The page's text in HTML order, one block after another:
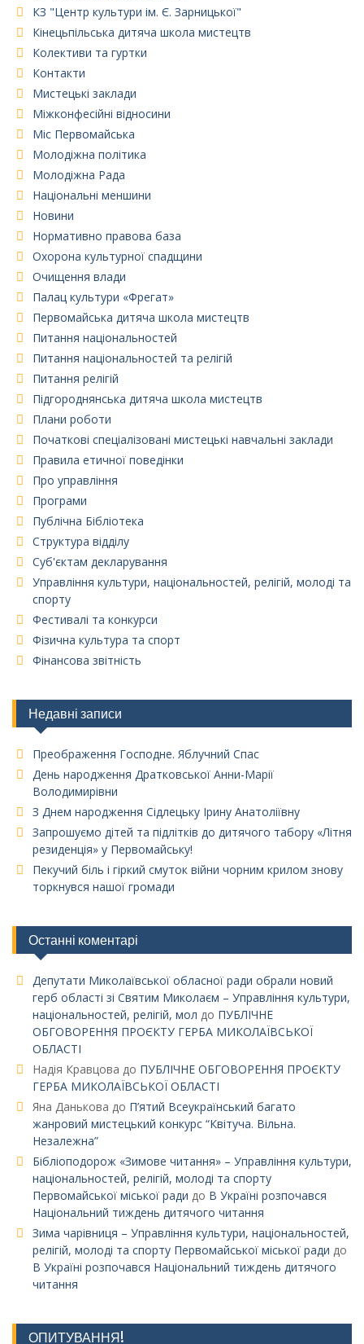
КЗ "Центр культури ім. Є. Зарницької"
Кінецьпільська дитяча школа мистецтв
Колективи та гуртки
Контакти
Мистецькі заклади
Міжконфесійні відносини
Міс Первомайська
Молодіжна політика
Молодіжна Рада
Національні меншини
Новини
Нормативно правова база
Охорона культурної спадщини
Очищення влади
Палац культури «Фрегат»
Первомайська дитяча школа мистецтв
Питання національностей
Питання національностей та релігій
Питання релігій
Підгороднянська дитяча школа мистецтв
Плани роботи
Початкові спеціалізовані мистецькі навчальні заклади
Правила етичної поведінки
Про управління
Програми
Публічна Бібліотека
Структура відділу
Суб'єктам декларування
Управління культури, національностей, релігій, молоді та
спорту
Фестивалі та конкурси
Фізична культура та спорт
Фінансова звітність
Недавні записи
Преображення Господне. Яблучний Спас
День народження Дратковської Анни-Марії
Володимирівни
З Днем народження Сідлецьку Ірину Анатоліївну
Запрошуємо дітей та підлітків до дитячого табору «Літня
резиденція» у Первомайську!
Пекучий біль і гіркий смуток війни чорним крилом знову
торкнувся нашої громади
Останні коментарі
Депутати Миколаївської обласної ради обрали новий
герб області зі Святим Миколаєм – Управління культури,
національностей, релігій, мол до ПУБЛІЧНЕ
ОБГОВОРЕННЯ ПРОЄКТУ ГЕРБА МИКОЛАЇВСЬКОЇ
ОБЛАСТІ
Надія Кравцова до ПУБЛІЧНЕ ОБГОВОРЕННЯ ПРОЄКТУ
ГЕРБА МИКОЛАЇВСЬКОЇ ОБЛАСТІ
Яна Данькова до П’ятий Всеукраїнський багато
жанровий мистецький конкурс “Квітуча. Вільна.
Незалежна”
Бібліоподорож «Зимове читання» – Управління культури,
національностей, релігій, молоді та спорту
Первомайської міської ради до В Україні розпочався
Національний тиждень дитячого читання
Зима чарівниця – Управління культури, національностей,
релігій, молоді та спорту Первомайської міської ради до
В Україні розпочався Національний тиждень дитячого
читання
ОПИТУВАННЯ!